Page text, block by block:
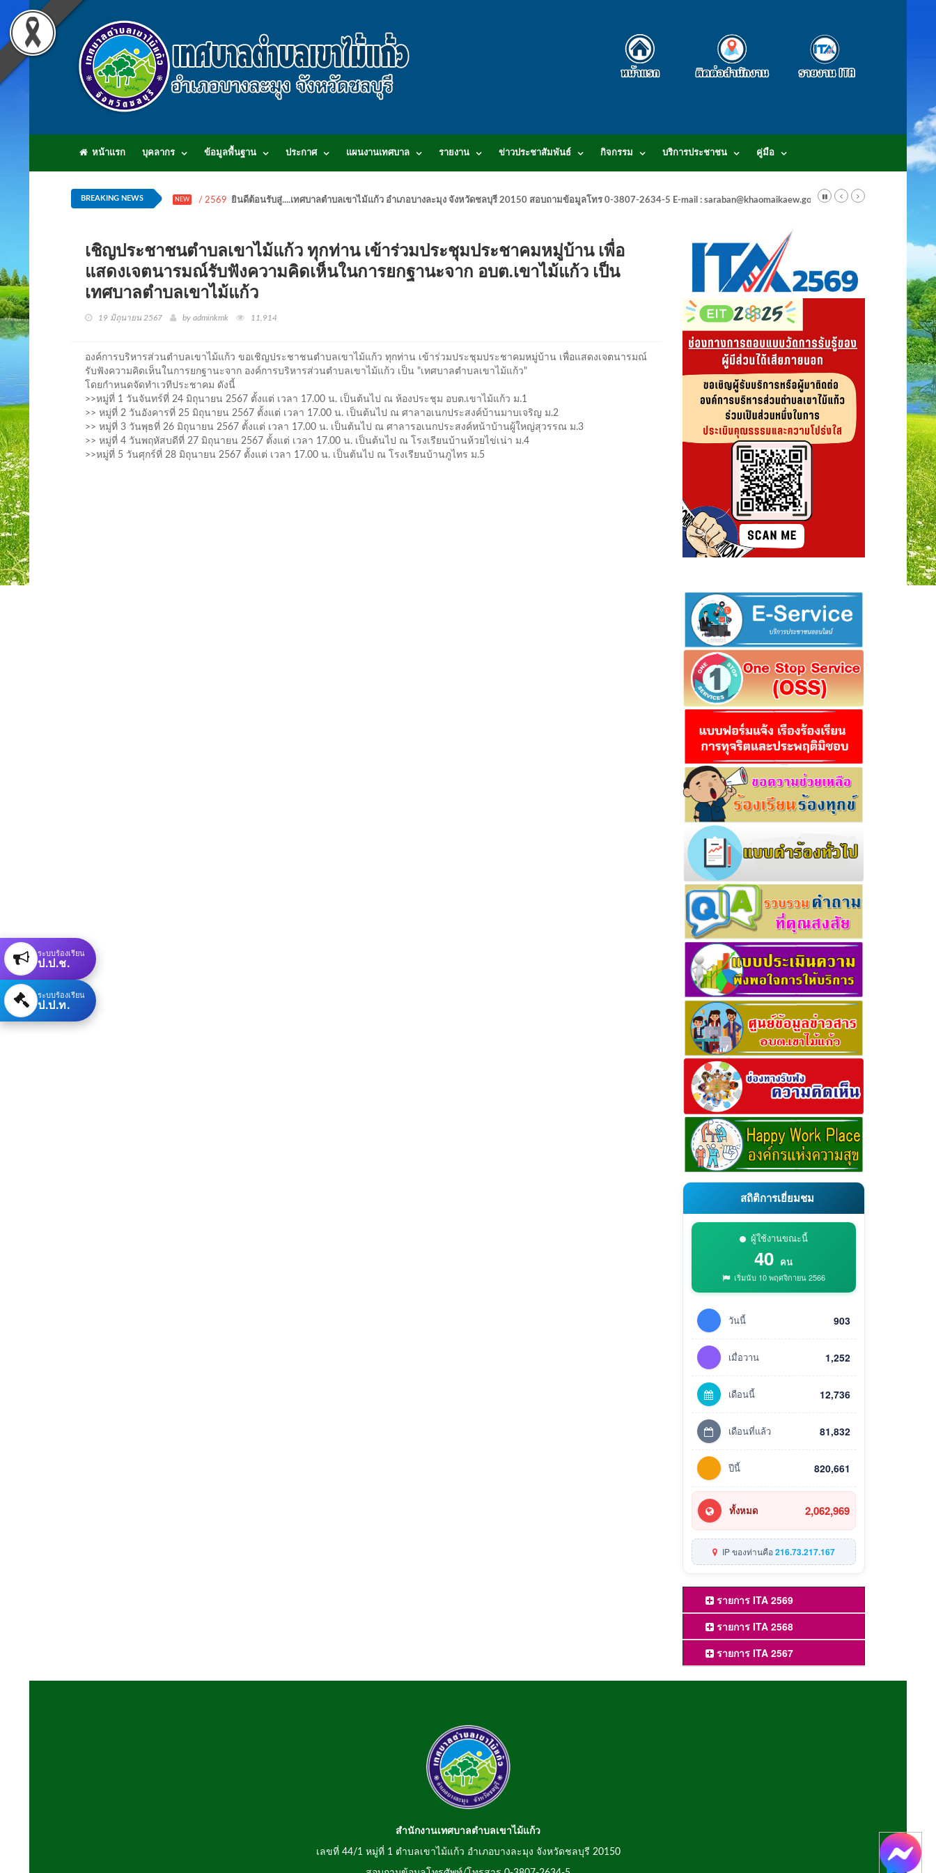
หน้าแรก บุคลากร ข้อมูลพื้นฐาน ประกาศ แผนงานเทศบาล รายงาน ข่าวประชาสัมพันธ์ กิจกรรม บริการประชาชน คู่มือ
BREAKING NEWS NEW / 2569 ยินดีต้อนรับสู่....เทศบาลตำบลเขาไม้แก้ว อำเภอบางละมุง จังหวัดชลบุรี 20150 สอบถามข้อมูลโทร 0-3807-2634-5 E-mail : saraban@khaomaikaew.go.th
เชิญประชาชนตำบลเขาไม้แก้ว ทุกท่าน เข้าร่วมประชุมประชาคมหมู่บ้าน เพื่อ
แสดงเจตนารมณ์รับฟังความคิดเห็นในการยกฐานะจาก อบต.เขาไม้แก้ว เป็น
เทศบาลตำบลเขาไม้แก้ว
19 มิถุนายน 2567 by adminkmk 11,914
องค์การบริหารส่วนตำบลเขาไม้แก้ว ขอเชิญประชาชนตำบลเขาไม้แก้ว ทุกท่าน เข้าร่วมประชุมประชาคมหมู่บ้าน เพื่อแสดงเจตนารมณ์
รับฟังความคิดเห็นในการยกฐานะจาก องค์การบริหารส่วนตำบลเขาไม้แก้ว เป็น "เทศบาลตำบลเขาไม้แก้ว"
โดยกำหนดจัดทำเวทีประชาคม ดังนี้
>>หมู่ที่ 1 วันจันทร์ที่ 24 มิถุนายน 2567 ตั้งแต่ เวลา 17.00 น. เป็นต้นไป ณ ห้องประชุม อบต.เขาไม้แก้ว ม.1
>> หมู่ที่ 2 วันอังคารที่ 25 มิถุนายน 2567 ตั้งแต่ เวลา 17.00 น. เป็นต้นไป ณ ศาลาอเนกประสงค์บ้านมาบเจริญ ม.2
>> หมู่ที่ 3 วันพุธที่ 26 มิถุนายน 2567 ตั้งแต่ เวลา 17.00 น. เป็นต้นไป ณ ศาลารอเนกประสงค์หน้าบ้านผู้ใหญ่สุวรรณ ม.3
>> หมู่ที่ 4 วันพฤหัสบดีที่ 27 มิถุนายน 2567 ตั้งแต่ เวลา 17.00 น. เป็นต้นไป ณ โรงเรียนบ้านห้วยไข่เน่า ม.4
>>หมู่ที่ 5 วันศุกร์ที่ 28 มิถุนายน 2567 ตั้งแต่ เวลา 17.00 น. เป็นต้นไป ณ โรงเรียนบ้านภูไทร ม.5
สถิติการเยี่ยมชม
ผู้ใช้งานขณะนี้
40 คน
เริ่มนับ 10 พฤศจิกายน 2566
วันนี้ 903
เมื่อวาน 1,252
เดือนนี้ 12,736
เดือนที่แล้ว 81,832
ปีนี้ 820,661
ทั้งหมด 2,062,969
IP ของท่านคือ216.73.217.167
รายการ ITA 2569
รายการ ITA 2568
รายการ ITA 2567
ระบบร้องเรียน
ป.ป.ช.
ระบบร้องเรียน
ป.ป.ท.
สำนักงานเทศบาลตำบลเขาไม้แก้ว
เลขที่ 44/1 หมู่ที่ 1 ตำบลเขาไม้แก้ว อำเภอบางละมุง จังหวัดชลบุรี 20150